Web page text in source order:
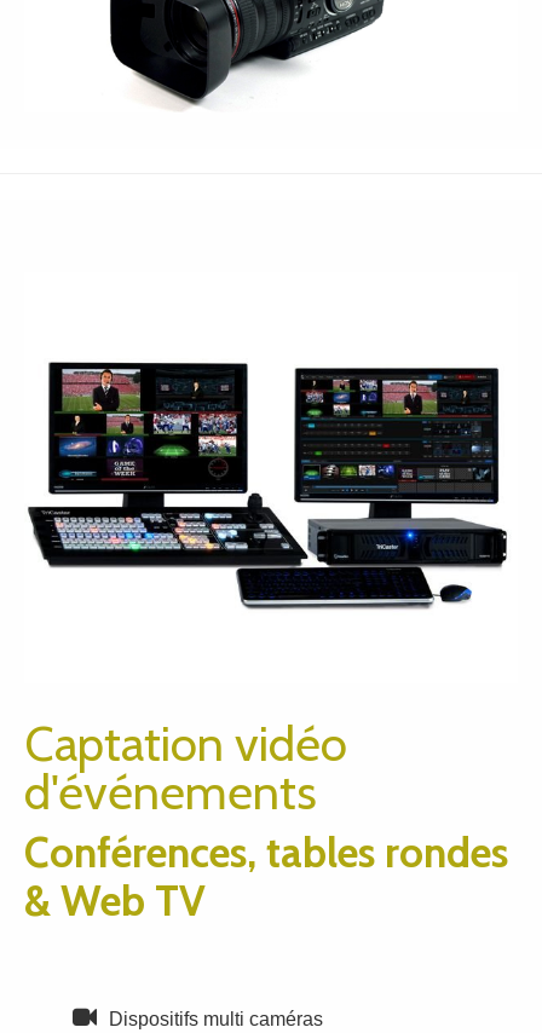
Captation vidéo
d'événements
Conférences, tables rondes
& Web TV
Dispositifs multi caméras